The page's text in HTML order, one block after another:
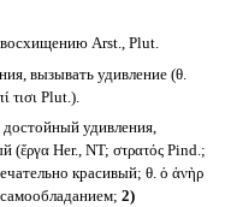
Arst., Plut.
вызывать удивление (θ.
τισι Plut.).
достойный удивления,
(ἔργα Her., NT; στρατός Pind.;
красивый; θ. ὁ ἀνὴρ
самообладанием; 2)